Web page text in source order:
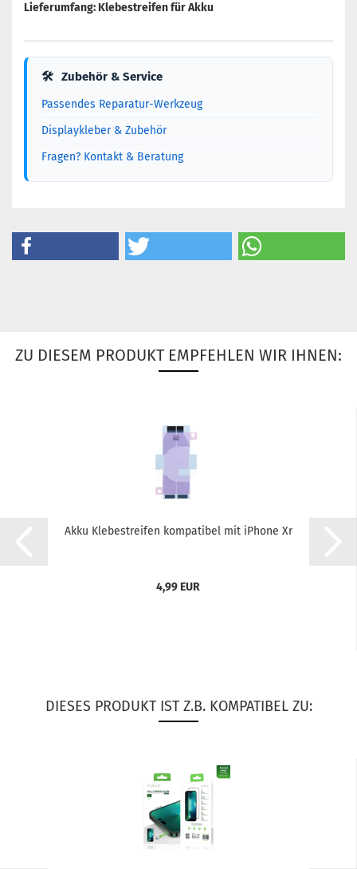
Lieferumfang: Klebestreifen für Akku
🛠 Zubehör & Service
Passendes Reparatur-Werkzeug
Displaykleber & Zubehör
Fragen? Kontakt & Beratung
ZU DIESEM PRODUKT EMPFEHLEN WIR IHNEN:
Akku Kle­be­strei­fen kom­pa­ti­bel mit iPho­ne Xr
4,99 EUR
DIESES PRODUKT IST Z.B. KOMPATIBEL ZU: